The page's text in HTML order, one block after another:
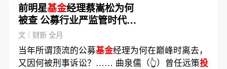
前明星基金经理蔡嵩松为何
被查 公募行业严监管时代到
来（更新）
文｜财新 全月
当年所谓顶流的公募基金经理为何在巅峰时离去，
又因何被刑事诉讼？…… 曲泉儒（👆）曾任远策投